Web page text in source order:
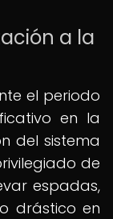
a la
el periodo
en la
del sistema
de
espadas,
drástico en